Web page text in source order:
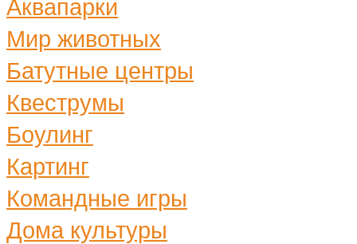
Аквапарки
Мир животных
Батутные центры
Квеструмы
Боулинг
Картинг
Командные игры
Дома культуры